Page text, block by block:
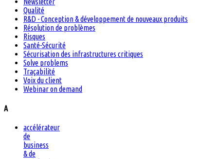
Qualité
R&D - Conception & développement de nouveaux produits
Résolution de problèmes
Risques
Santé-Sécurité
Sécurisation des infrastructures critiques
Solve problems
Traçabilité
Voix du client
Webinar on demand
A
accélérateur
de
business
& de